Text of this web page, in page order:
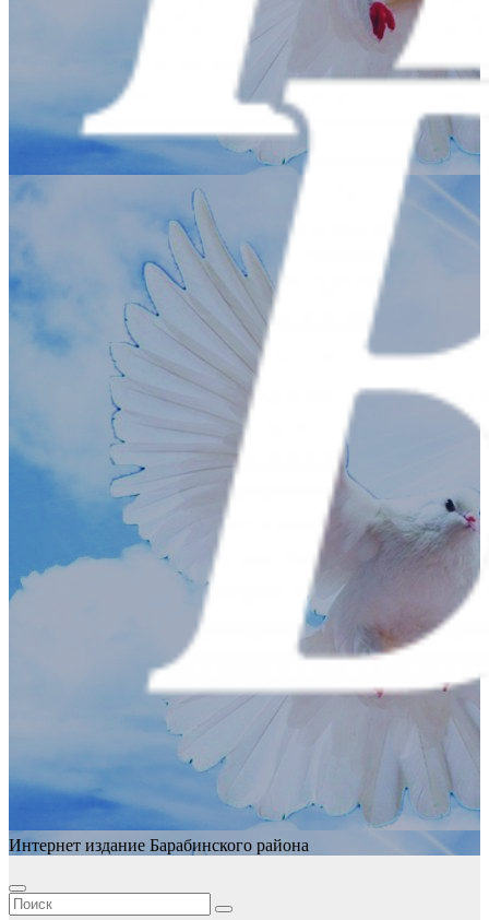
Интернет издание Барабинского района